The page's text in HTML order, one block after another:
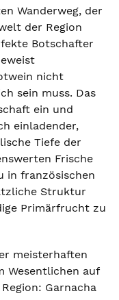
Wanderweg, der
der Region
Botschafter
nicht
sein muss. Das
ein und
einladender,
Tiefe der
Frische
in französischen
Struktur
Primärfrucht zu
meisterhaften
Wesentlichen auf
Garnacha